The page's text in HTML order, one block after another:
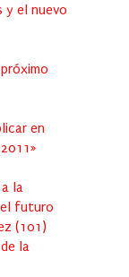
y el nuevo
en
la
futuro
(101 )
la